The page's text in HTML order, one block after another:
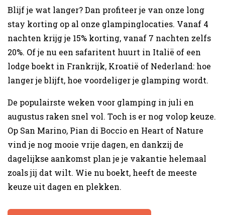
Blijf je wat langer? Dan profiteer je van onze long
stay korting op al onze glampinglocaties. Vanaf 4
nachten krijg je 15% korting, vanaf 7 nachten zelfs
20%. Of je nu een safaritent huurt in Italië of een
lodge boekt in Frankrijk, Kroatië of Nederland: hoe
langer je blijft, hoe voordeliger je glamping wordt.
De populairste weken voor glamping in juli en
augustus raken snel vol. Toch is er nog volop keuze.
Op San Marino, Pian di Boccio en Heart of Nature
vind je nog mooie vrije dagen, en dankzij de
dagelijkse aankomst plan je je vakantie helemaal
zoals jij dat wilt. Wie nu boekt, heeft de meeste
keuze uit dagen en plekken.